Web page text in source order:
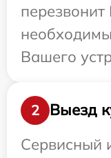
Вашего
2
Выезд
Сервисный